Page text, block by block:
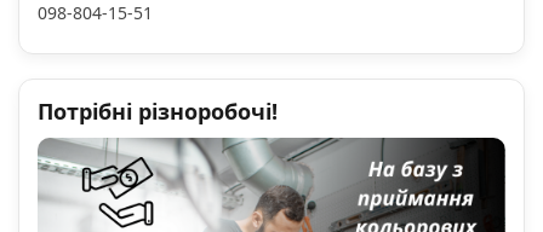
098-804-15-51
Потрібні різноробочі!